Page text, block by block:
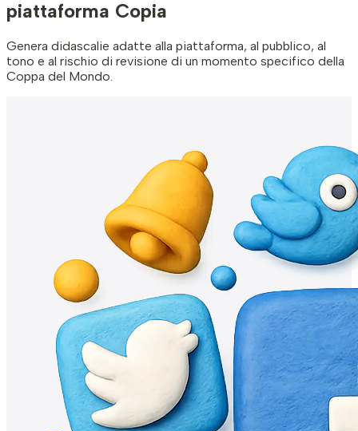
piattaforma Copia
Genera didascalie adatte alla piattaforma, al pubblico, al
tono e al rischio di revisione di un momento specifico della
Coppa del Mondo.